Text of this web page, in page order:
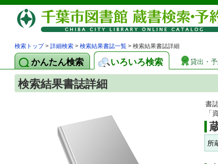
検索トップ> 詳細検索 > 検索結果書誌一覧 > 検索結果書誌詳細
かんたん検索 いろいろ検索 貸出・
検索結果書誌詳細
書
「
所